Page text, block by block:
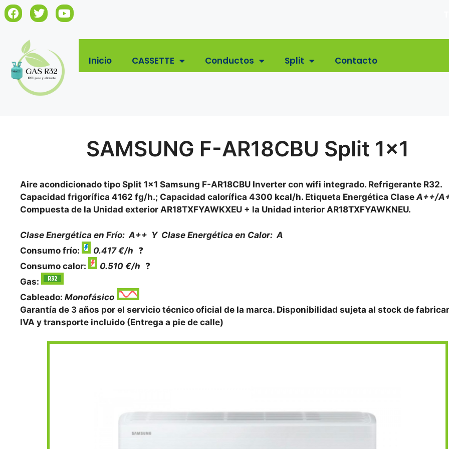
Inicio CASSETTE Conductos Split Contacto
SAMSUNG F-AR18CBU Split 1×1
Aire acondicionado tipo Split 1×1 Samsung F-AR18CBU Inverter con wifi integrado. Refrigerante R32.
Capacidad frigorífica 4162 fg/h.; Capacidad calorífica 4300 kcal/h. Etiqueta Energética ClaseA++/
Compuesta de la Unidad exterior AR18TXFYAWKXEU + la Unidad interior AR18TXFYAWKNEU.
Clase Energética en Frío: A++ Y Clase Energética en Calor: A
Consumo frío:
0.417 €/h ❓
Consumo calor:
0.510 €/h ❓
Gas:
Cableado: Monofásico
Garantía de 3 años por el servicio técnico oficial de la marca. Disponibilidad sujeta al stock de
IVA y transporte incluido (Entrega a pie de calle)